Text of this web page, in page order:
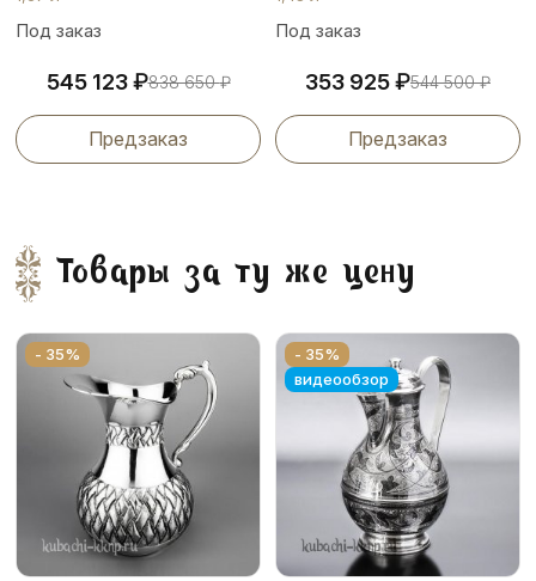
Под заказ
545 123₽838 650₽
Предзаказ
Под заказ
353 925₽544 500₽
Предзаказ
Товары за ту же цену
- 35%
- 35%
видеообзор